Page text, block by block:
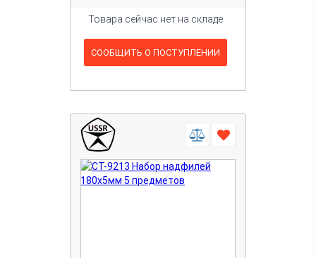
Товара сейчас нет на складе
СООБЩИТЬ О ПОСТУПЛЕНИИ